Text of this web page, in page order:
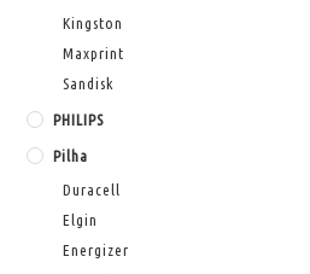
Kingston
Maxprint
Sandisk
PHILIPS
Pilha
Duracell
Elgin
Energizer